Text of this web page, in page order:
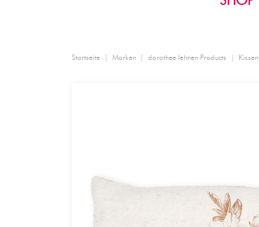
Startseite Marken dorothee lehnen Products Kissen